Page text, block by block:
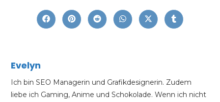
Evelyn
Ich bin SEO Managerin und Grafikdesignerin. Zudem
liebe ich Gaming, Anime und Schokolade. Wenn ich nicht